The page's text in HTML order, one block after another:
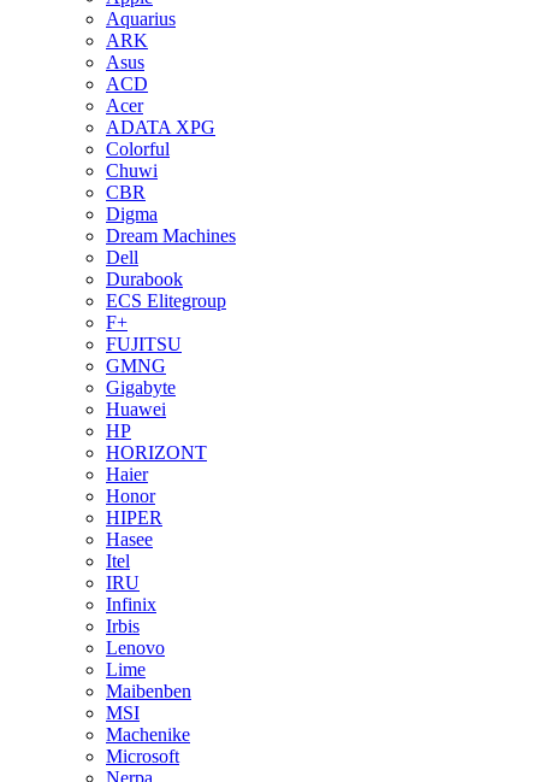
Aquarius
ARK
Asus
ACD
Acer
ADATA XPG
Colorful
Chuwi
CBR
Digma
Dream Machines
Dell
Durabook
ECS Elitegroup
F+
FUJITSU
GMNG
Gigabyte
Huawei
HP
HORIZONT
Haier
Honor
HIPER
Hasee
Itel
IRU
Infinix
Irbis
Lenovo
Lime
Maibenben
MSI
Machenike
Microsoft